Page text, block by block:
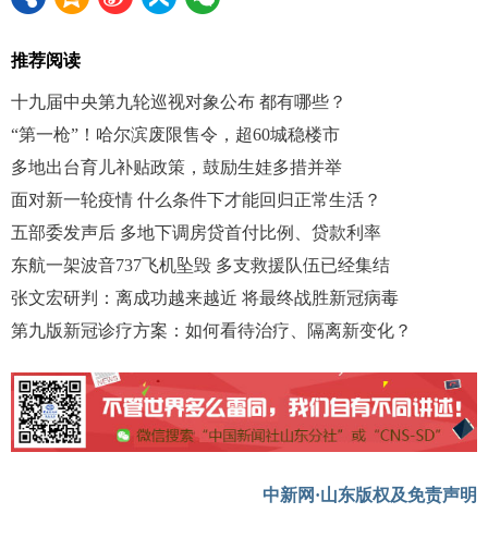
推荐阅读
十九届中央第九轮巡视对象公布 都有哪些？
“第一枪”！哈尔滨废限售令，超60城稳楼市
多地出台育儿补贴政策，鼓励生娃多措并举
面对新一轮疫情 什么条件下才能回归正常生活？
五部委发声后 多地下调房贷首付比例、贷款利率
东航一架波音737飞机坠毁 多支救援队伍已经集结
张文宏研判：离成功越来越近 将最终战胜新冠病毒
第九版新冠诊疗方案：如何看待治疗、隔离新变化？
中新网·山东版权及免责声明